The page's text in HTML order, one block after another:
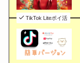
TikTok Liteポイ活